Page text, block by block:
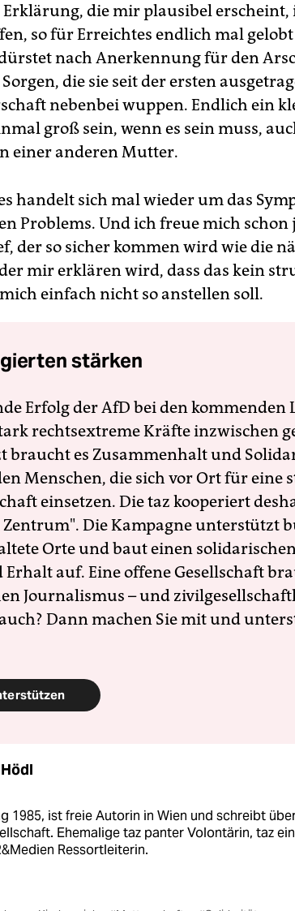
Erklärung, die mir plausibel erscheint,
so für Erreichtes endlich mal gelobt
dürstet nach Anerkennung für den
die sie seit der ersten
nebenbei wuppen. Endlich ein
groß sein, wenn es sein muss,
einer anderen Mutter.
handelt sich mal wieder um das
Problems. Und ich freue mich schon
der so sicher kommen wird wie die
der mir erklären wird, dass das kein
einfach nicht so anstellen soll.
stärken
Erfolg der AfD bei den kommenden
rechtsextreme Kräfte inzwischen
braucht es Zusammenhalt und
Menschen, die sich vor Ort für eine
einsetzen. Die taz kooperiert
Die Kampagne unterstützt
Orte und baut einen
Erhalt auf. Eine offene Gesellschaft
Journalismus – und
Dann machen Sie mit und
1985, ist freie Autorin in Wien und schreibt
Ehemalige taz panter Volontärin, taz
Ressortleiterin.